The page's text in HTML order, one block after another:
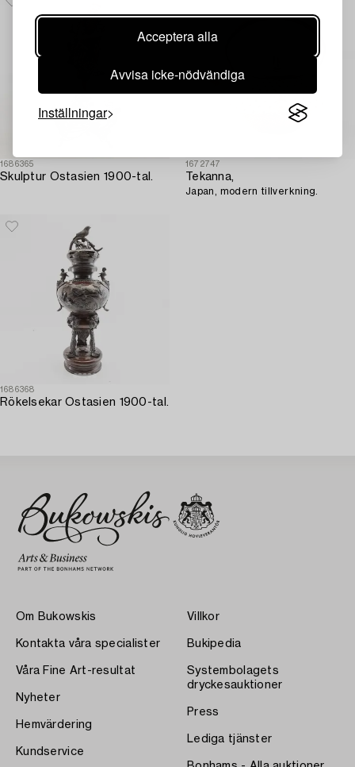
Acceptera alla
Avvisa icke-nödvändiga
Inställningar
1686365
Skulptur Ostasien 1900-tal.
1672747
Tekanna,
Japan, modern tillverkning.
1686368
Rökelsekar Ostasien 1900-tal.
Om Bukowskis
Kontakta våra specialister
Våra Fine Art-resultat
Nyheter
Hemvärdering
Kundservice
Villkor
Bukipedia
Systembolagets
dryckesauktioner
Press
Lediga tjänster